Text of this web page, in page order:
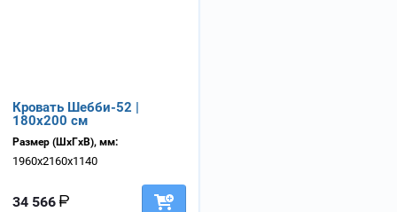
Кровать Шебби-52 |
180х200 см
Размер (ШхГхВ), мм:
1960х2160х1140
34 566